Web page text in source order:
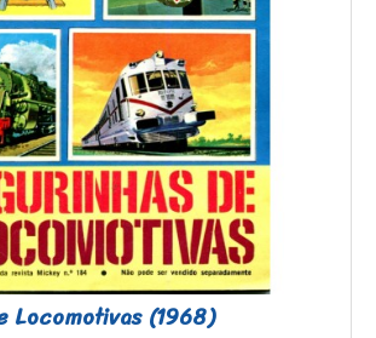
Locomotivas (1968)